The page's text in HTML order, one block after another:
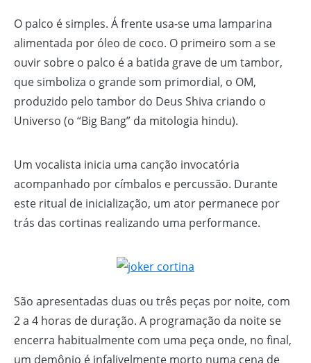
O palco é simples. Á frente usa-se uma lamparina
alimentada por óleo de coco. O primeiro som a se
ouvir sobre o palco é a batida grave de um tambor,
que simboliza o grande som primordial, o OM,
produzido pelo tambor do Deus Shiva criando o
Universo (o “Big Bang” da mitologia hindu).
Um vocalista inicia uma canção invocatória
acompanhado por címbalos e percussão. Durante
este ritual de inicialização, um ator permanece por
trás das cortinas realizando uma performance.
São apresentadas duas ou três peças por noite, com
2 a 4 horas de duração. A programação da noite se
encerra habitualmente com uma peça onde, no final,
um demônio é infalivelmente morto numa cena de